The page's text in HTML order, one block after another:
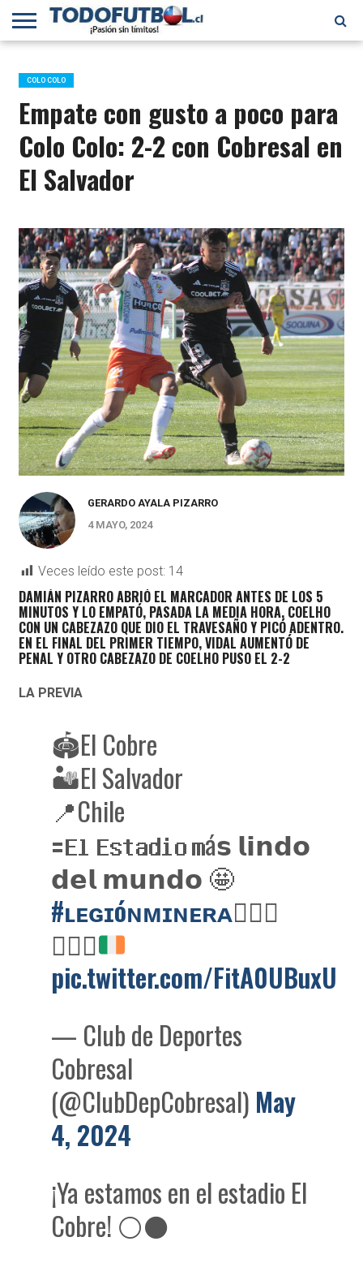
PRIMERA
B
SELECCIÓN
CHILENA
CHILENOS
EN EL
MUNDO
FÚTBOL
INTERNACIONAL
COLO COLO
Empate con gusto a poco para
Colo Colo: 2-2 con Cobresal en
El Salvador
GERARDO AYALA PIZARRO
4 MAYO, 2024
Veces leído este post: 14
DAMIÁN PIZARRO ABRIÓ EL MARCADOR ANTES DE LOS 5
MINUTOS Y LO EMPATÓ, PASADA LA MEDIA HORA, COELHO
CON UN CABEZAZO QUE DIO EL TRAVESAÑO Y PICÓ ADENTRO.
EN EL FINAL DEL PRIMER TIEMPO, VIDAL AUMENTÓ DE
PENAL Y OTRO CABEZAZO DE COELHO PUSO EL 2-2
LA PREVIA
🏟️El Cobre
🏜️El Salvador
📍Chile
🟰𝗘𝗹 𝗘𝘀𝘁𝗮𝗱𝗶𝗼 𝗺á𝘀 𝗹𝗶𝗻𝗱𝗼
𝗱𝗲𝗹 𝗺𝘂𝗻𝗱𝗼 🤩
#ʟᴇɢɪóɴᴍɪɴᴇʀᴀ👷🏽‍♂️
👷🏻‍♀️
pic.twitter.com/FitA0UBuxU
— Club de Deportes
Cobresal
(@ClubDepCobresal) May
4, 2024
¡Ya estamos en el estadio El
Cobre! ⚪️⚫️